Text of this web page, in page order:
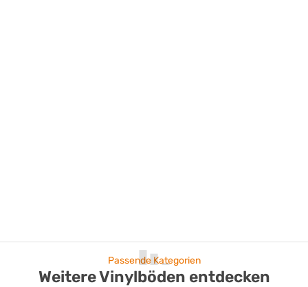
Passende Kategorien
Weitere Vinylböden entdecken